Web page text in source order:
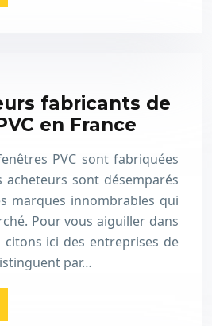
fabricants de
en France
PVC sont fabriquées
acheteurs sont désemparés
marques innombrables qui
Pour vous aiguiller dans
citons ici des entreprises de
par…